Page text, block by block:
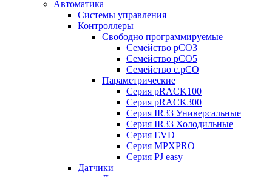
Автоматика
Системы управления
Контроллеры
Свободно программируемые
Семейство pCO3
Семейство pCO5
Семейство c.pCO
Параметрические
Серия pRACK100
Серия pRACK300
Серия IR33 Универсальные
Серия IR33 Холодильные
Серия EVD
Серия MPXPRO
Серия PJ easy
Датчики